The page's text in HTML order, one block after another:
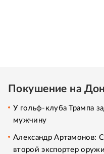
Покушение на
У гольф-клуба Трампа
мужчину
Александр Артамонов:
второй экспортер